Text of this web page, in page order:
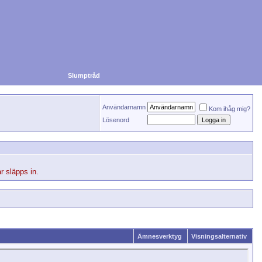
Slumptråd
Användarnamn
Kom ihåg mig?
Lösenord
släpps in.
Ämnesverktyg Visningsalternativ